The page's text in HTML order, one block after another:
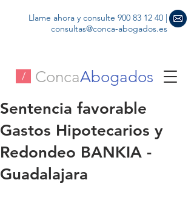
/ ConcaAbogados
Llame ahora y consulte 900 83 12 40 |
consultas@conca-abogados.es
Sentencia favorable
Gastos Hipotecarios y
Redondeo BANKIA -
Guadalajara